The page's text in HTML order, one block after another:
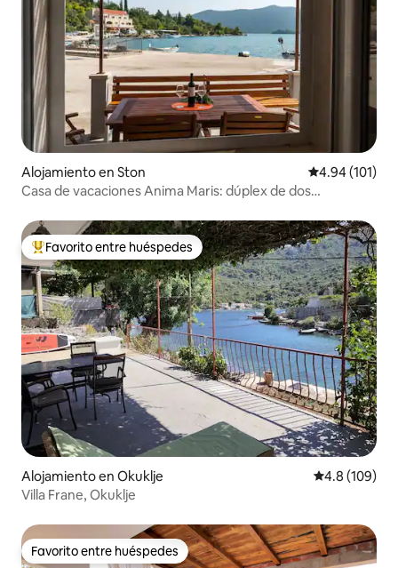
Alojamiento en Ston Calificación
4.94 (101)
Casa de vacaciones Anima Maris: dúplex de dos
Favorito entre huéspedes preferido
Favorito entre huéspedes
Alojamiento en Okuklje Calificación
4.8 (109)
Villa Frane, Okuklje
Favorito entre huéspedes
Favorito entre huéspedes